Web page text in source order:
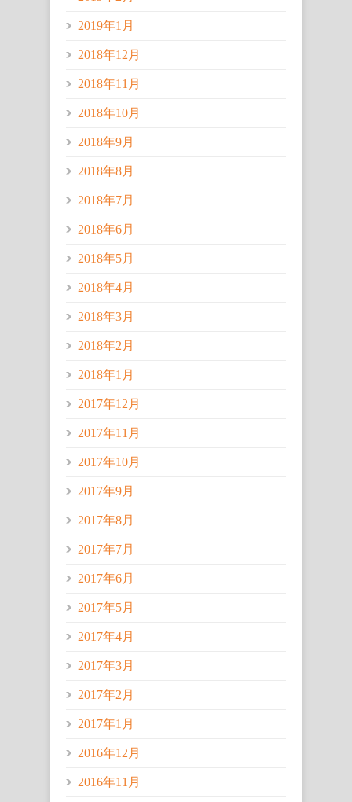
2019年1月
2018年12月
2018年11月
2018年10月
2018年9月
2018年8月
2018年7月
2018年6月
2018年5月
2018年4月
2018年3月
2018年2月
2018年1月
2017年12月
2017年11月
2017年10月
2017年9月
2017年8月
2017年7月
2017年6月
2017年5月
2017年4月
2017年3月
2017年2月
2017年1月
2016年12月
2016年11月